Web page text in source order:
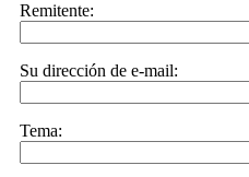
Remitente:
Su dirección de e-mail:
Tema: